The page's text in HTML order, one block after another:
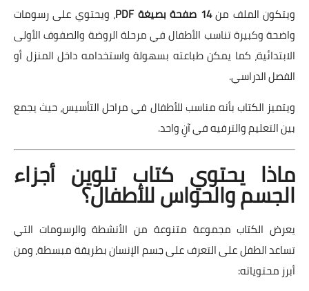
ويتكون الملف من14 صفحة بصيغة PDF
، ويحتوي على رسومات
واضحة وكبيرة تناسب الأطفال في مرحلة الروضة والصفوف الأولى
الابتدائية، كما يمكن طباعته بسهولة واستخدامه داخل المنزل أو
الفصل الدراسي.
ويتميز الكتاب بأنه مناسب للأطفال في مراحل التأسيس، حيث يجمع
بين التعليم والترفيه في آنٍ واحد.
ماذا يحتوي كتاب تلوين أجزاء
الجسم والحواس للأطفال؟
يعرض الكتاب مجموعة متنوعة من الأنشطة والرسومات التي
تساعد الطفل على التعرف على جسم الإنسان بطريقة مبسطة، ومن
أبرز محتوياته: